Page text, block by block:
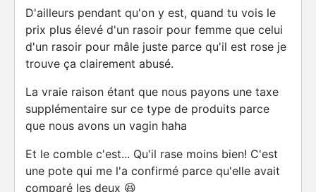
D'ailleurs pendant qu'on y est, quand tu vois le
prix plus élevé d'un rasoir pour femme que celui
d'un rasoir pour mâle juste parce qu'il est rose je
trouve ça clairement abusé.
La vraie raison étant que nous payons une taxe
supplémentaire sur ce type de produits parce
que nous avons un vagin haha
Et le comble c'est... Qu'il rase moins bien! C'est
une pote qui me l'a confirmé parce qu'elle avait
comparé les deux 😆